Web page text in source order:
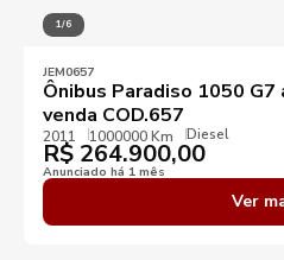
1/6
JEM0657
Ônibus Paradiso 1050 G7
venda COD.657
2011 1000000 Km Diesel
R$ 264.900,00
Anunciado há 1 mês
Ver